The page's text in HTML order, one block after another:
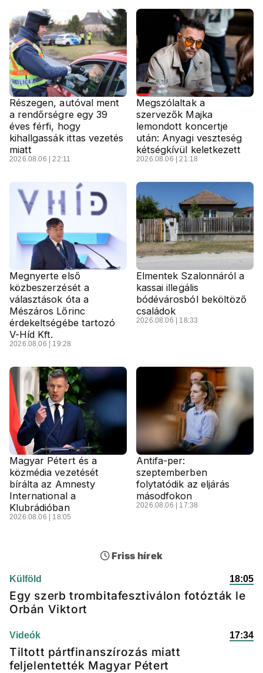
Részegen, autóval ment
a rendőrségre egy 39
éves férfi, hogy
kihallgassák ittas vezetés
miatt
2026.08.06 | 22:11
Megszólaltak a
szervezők Majka
lemondott koncertje
után: Anyagi veszteség
kétségkívül keletkezett
2026.08.06 | 21:18
Megnyerte első
közbeszerzését a
választások óta a
Mészáros Lőrinc
érdekeltségébe tartozó
V-Híd Kft.
2026.08.06 | 19:28
Elmentek Szalonnáról a
kassai illegális
bódévárosból beköltöző
családok
2026.08.06 | 18:33
Magyar Pétert és a
közmédia vezetését
bírálta az Amnesty
International a
Klubrádióban
2026.08.06 | 18:05
Antifa-per:
szeptemberben
folytatódik az eljárás
másodfokon
2026.08.06 | 17:38
Friss hírek
Külföld 18:05
Egy szerb trombitafesztiválon fotózták le
Orbán Viktort
Videók 17:34
Tiltott pártfinanszírozás miatt
feljelentették Magyar Pétert